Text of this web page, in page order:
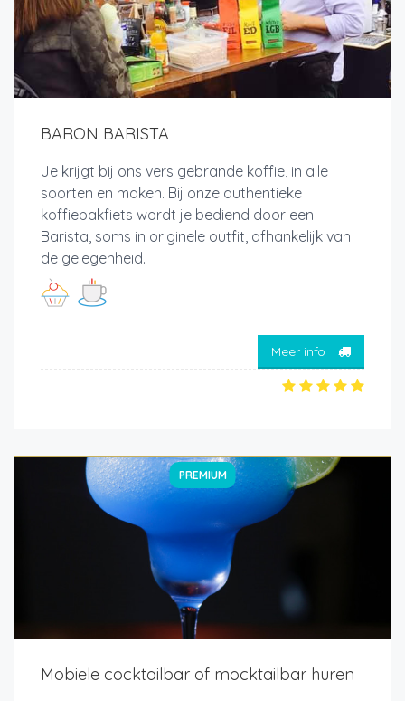
BARON BARISTA
Je krijgt bij ons vers gebrande koffie, in alle
soorten en maken. Bij onze authentieke
koffiebakfiets wordt je bediend door een
Barista, soms in originele outfit, afhankelijk van
de gelegenheid.
Meer info
PREMIUM
Mobiele cocktailbar of mocktailbar huren